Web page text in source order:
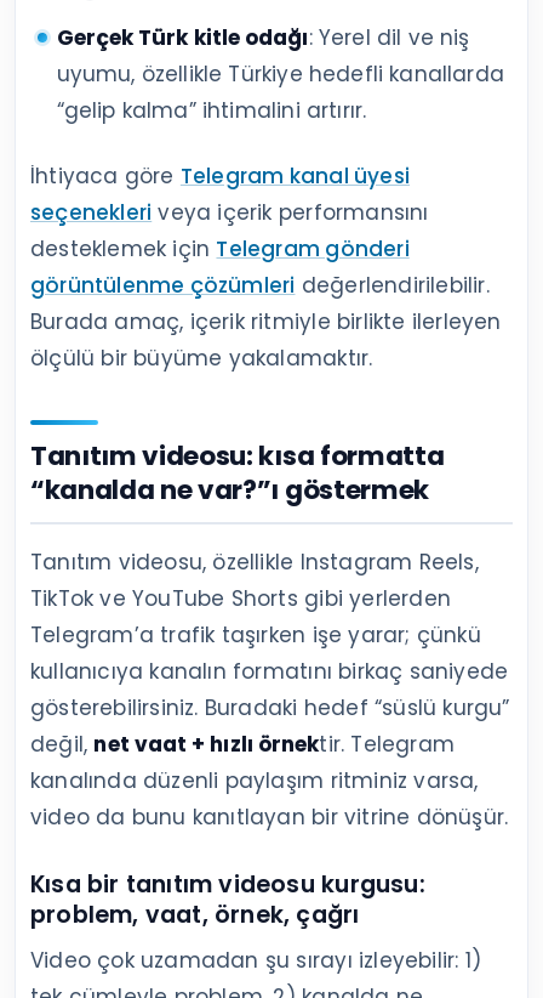
Gerçek Türk kitle odağı: Yerel dil ve niş
uyumu, özellikle Türkiye hedefli kanallarda
“gelip kalma” ihtimalini artırır.
İhtiyaca göre Telegram kanal üyesi
seçenekleri veya içerik performansını
desteklemek için Telegram gönderi
görüntülenme çözümleri değerlendirilebilir.
Burada amaç, içerik ritmiyle birlikte ilerleyen
ölçülü bir büyüme yakalamaktır.
Tanıtım videosu: kısa formatta
“kanalda ne var?”ı göstermek
Tanıtım videosu, özellikle Instagram Reels,
TikTok ve YouTube Shorts gibi yerlerden
Telegram’a trafik taşırken işe yarar; çünkü
kullanıcıya kanalın formatını birkaç saniyede
gösterebilirsiniz. Buradaki hedef “süslü kurgu”
değil, net vaat + hızlı örnektir. Telegram
kanalında düzenli paylaşım ritminiz varsa,
video da bunu kanıtlayan bir vitrine dönüşür.
Kısa bir tanıtım videosu kurgusu:
problem, vaat, örnek, çağrı
Video çok uzamadan şu sırayı izleyebilir: 1)